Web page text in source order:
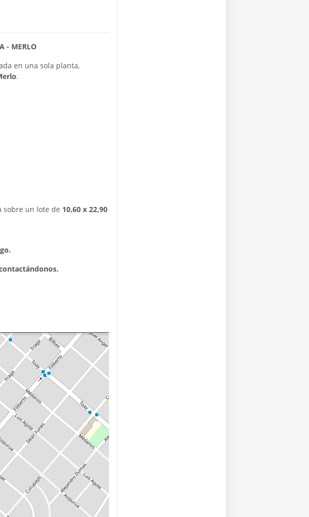
- MERLO
en una sola planta,
.
sobre un lote de 10,60 x 22,90